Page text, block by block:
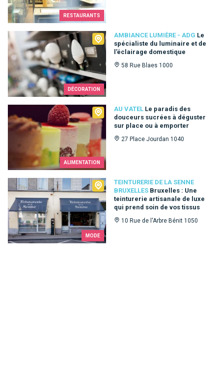
RESTAURANTS
DÉCORATION
AMBIANCE LUMIÈRE - ADG Le
spécialiste du luminaire et de
l’éclairage domestique
58 Rue Blaes 1000
Ambiance Lumière - ADG
ALIMENTATION
AU VATEL Le paradis des
douceurs sucrées à déguster
sur place ou à emporter
27 Place Jourdan 1040
MODE
TEINTURERIE DE LA SENNE
BRUXELLES Bruxelles : Une
teinturerie artisanale de luxe
qui prend soin de vos tissus
10 Rue de l'Arbre Bénit 1050
Teinturerie de la Senne Bruxelles